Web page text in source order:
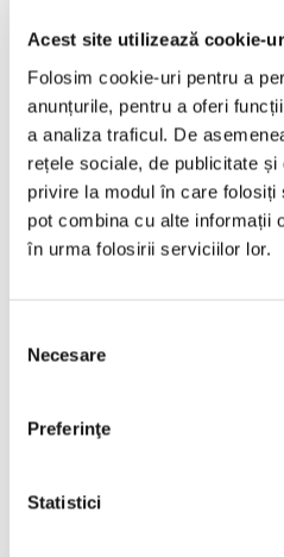
Acest site utilizează cookie-
Folosim cookie-uri pentru a
anunțurile, pentru a oferi
a analiza traficul. De
rețele sociale, de publicitate
privire la modul în care
pot combina cu alte informații
în urma folosirii serviciilor lor.
consimțământului
Necesare
Preferinţe
Statistici
Februarie 2025
Ianuarie 2025
Decembrie 2024
Noiembrie 2024
Octombrie 2024
Iulie 2024
Mai 2024
Martie 2024